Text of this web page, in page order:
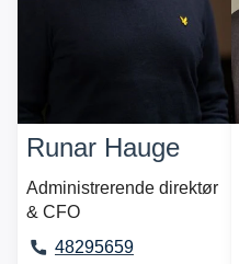
Runar Hauge
Administrerende direktør
& CFO
48295659